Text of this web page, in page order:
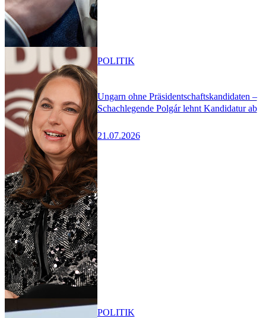
Ungarn ohne Präsidentschaftskandidaten –
Schachlegende Polgár lehnt Kandidatur ab
21.07.2026
POLITIK
POLITIK